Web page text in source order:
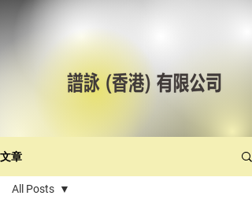
文章
All Posts